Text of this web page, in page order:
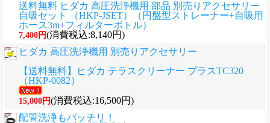
送料無料 ヒダカ 高圧洗浄機用 部品 別売りアクセサリー
自吸セット （HKP-JSET）（円盤型ストレーナー+自吸用
ホース3m+フィルターボトル）
7,400円(消費税込:8,140円)
ヒダカ 高圧洗浄機用 別売りアクセサリー
【送料無料】ヒダカ テラスクリーナー プラスTC320
（HKP-0082）
15,000円(消費税込:16,500円)
配管洗浄もバッチリ！